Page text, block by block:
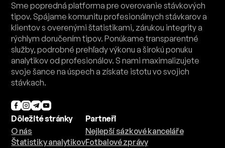
Sme popredná platforma pre overovanie stávkových
tipov. Spájame komunitu profesionálnych stávkarov a
klientov s overenými štatistikami, zárukou integrity a
rýchlym doručením tipov. Ponúkame transparentné
služby, podrobné prehľady výkonu a širokú ponuku
analytikov od profesionálov. S nami maximalizujete
svoje šance na úspech a získate istotu vo svojich
stávkach.
Dôležité stránky
O nás
Štatistiky analytikov
Partneři
Nejlepší sázkové kanceláře
Fotbalové zprávy